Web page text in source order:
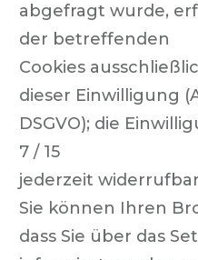
abgefragt wurde,
der betreffenden
Cookies
dieser Einwilligung
DSGVO); die
7 / 15
jederzeit
Sie können Ihren
dass Sie über das